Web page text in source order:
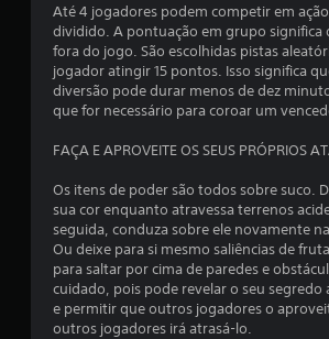
Até 4 jogadores podem competir em
dividido. A pontuação em grupo significa
fora do jogo. São escolhidas pistas
jogador atingir 15 pontos. Isso significa
diversão pode durar menos de dez
que for necessário para coroar um
FAÇA E APROVEITE OS SEUS PRÓPRIOS
Os itens de poder são todos sobre suco.
sua cor enquanto atravessa terrenos
seguida, conduza sobre ele novamente
Ou deixe para si mesmo saliências de
para saltar por cima de paredes e
cuidado, pois pode revelar o seu segredo
e permitir que outros jogadores o
outros jogadores irá atrasá-lo.